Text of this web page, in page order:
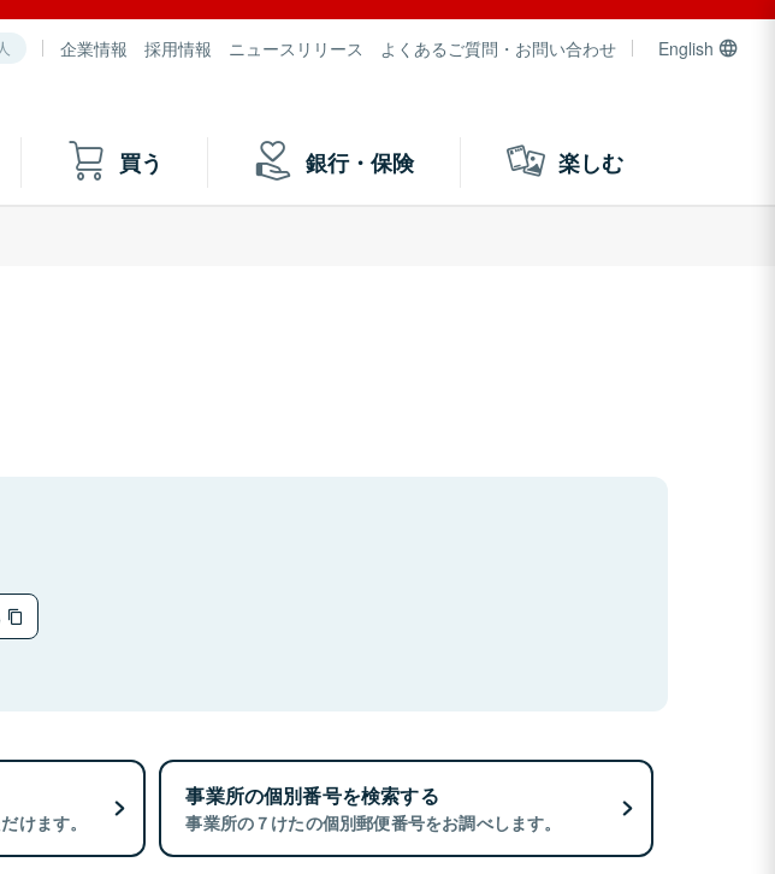
企業情報 採用情報 ニュースリリース よくあるご質問・お問い合わせ English
買う 銀行・保険 楽しむ
けます。
事業所の個別番号を検索する
事業所の７けたの個別郵便番号をお調べします。